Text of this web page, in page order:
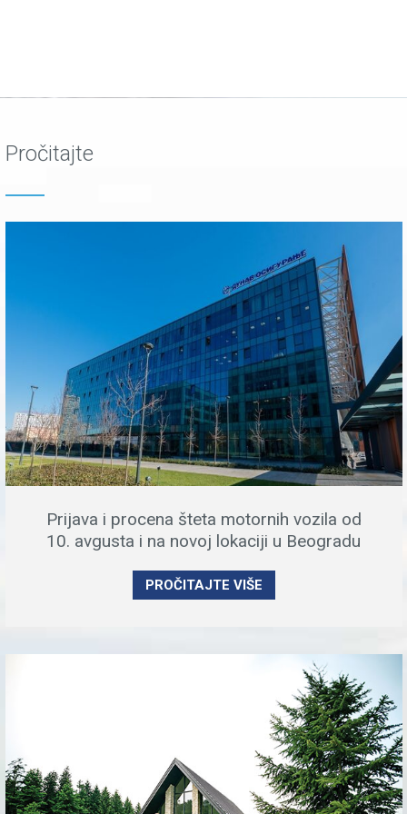
Pročitajte
Prijava i procena šteta motornih vozila od
10. avgusta i na novoj lokaciji u Beogradu
PROČITAJTE VIŠE